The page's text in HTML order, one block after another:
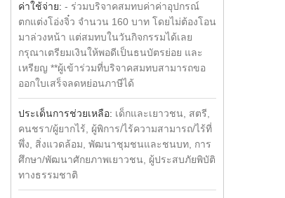
ค่าใช้จ่าย: - ร่วมบริจาคสมทบค่าค่าอุปกรณ์
ตกแต่งโอ่งจิ๋ว จำนวน 160 บาท โดยไม่ต้องโอน
มาล่วงหน้า แต่สมทบในวันกิจกรรมได้เลย
กรุณาเตรียมเงินให้พอดีเป็นธนบัตรย่อย และ
เหรียญ **ผู้เข้าร่วมที่บริจาคสมทบสามารถขอ
ออกใบเสร็จลดหย่อนภาษีได้
ประเด็นการช่วยเหลือ: เด็กและเยาวชน, สตรี,
คนชรา/ผู้ยากไร้, ผู้พิการ/ไร้ความสามารถ/ไร้ที่
พึ่ง, สิ่งแวดล้อม, พัฒนาชุมชนและชนบท, การ
ศึกษา/พัฒนาศักยภาพเยาวชน, ผู้ประสบภัยพิบัติ
ทางธรรมชาติ